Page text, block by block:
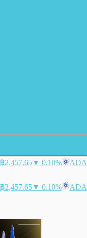
฿2,457.65▼ 0.10% ADA
฿2,457.65▼ 0.10% ADA